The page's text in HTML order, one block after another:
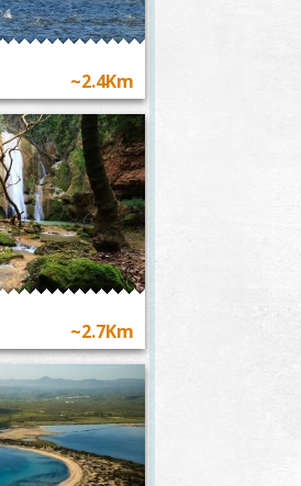
~2.4Km
~2.7Km